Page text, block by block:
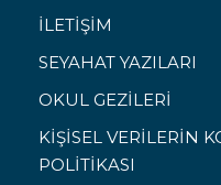
İLETİŞİM
SEYAHAT YAZILARI
OKUL GEZİLERİ
KİŞİSEL VERİLERİN
POLİTİKASI